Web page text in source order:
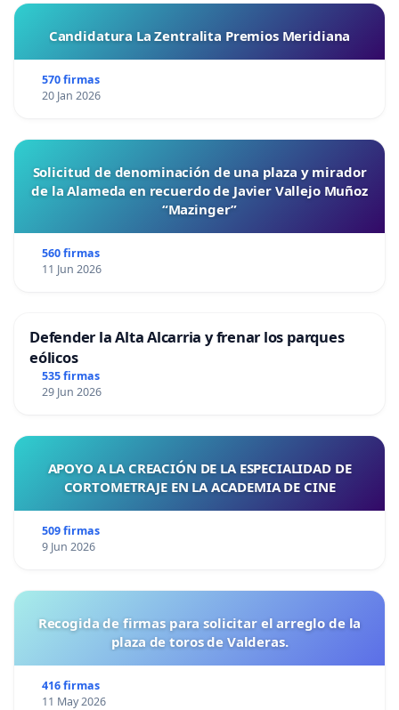
Candidatura La Zentralita Premios Meridiana
570 firmas
20 Jan 2026
Solicitud de denominación de una plaza y mirador
de la Alameda en recuerdo de Javier Vallejo Muñoz
“Mazinger”
560 firmas
11 Jun 2026
Defender la Alta Alcarria y frenar los parques
eólicos
535 firmas
29 Jun 2026
APOYO A LA CREACIÓN DE LA ESPECIALIDAD DE
CORTOMETRAJE EN LA ACADEMIA DE CINE
509 firmas
9 Jun 2026
Recogida de firmas para solicitar el arreglo de la
plaza de toros de Valderas.
416 firmas
11 May 2026